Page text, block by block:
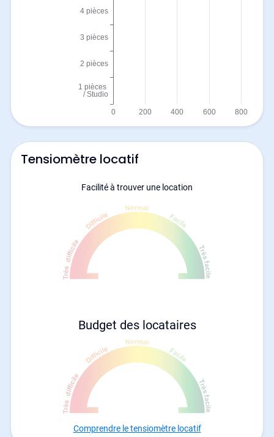
Tensiomètre locatif
Facilité à trouver une location
Budget des locataires
Comprendre le tensiomètre locatif